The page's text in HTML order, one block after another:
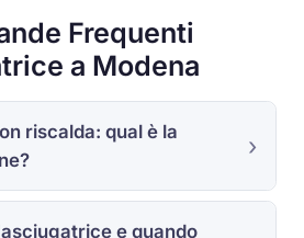
Frequenti
a Modena
riscalda: qual è la
e quando